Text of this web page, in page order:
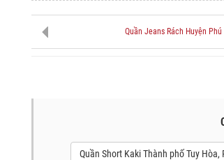
Quần Jeans Rách Huyện Phú
Quần Short Kaki Thành phố Tuy Hòa,